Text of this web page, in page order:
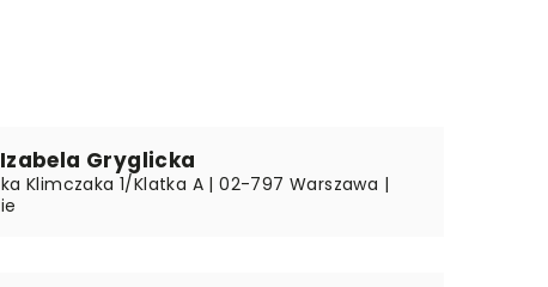
Izabela Gryglicka
Klimczaka 1/Klatka A | 02-797 Warszawa |